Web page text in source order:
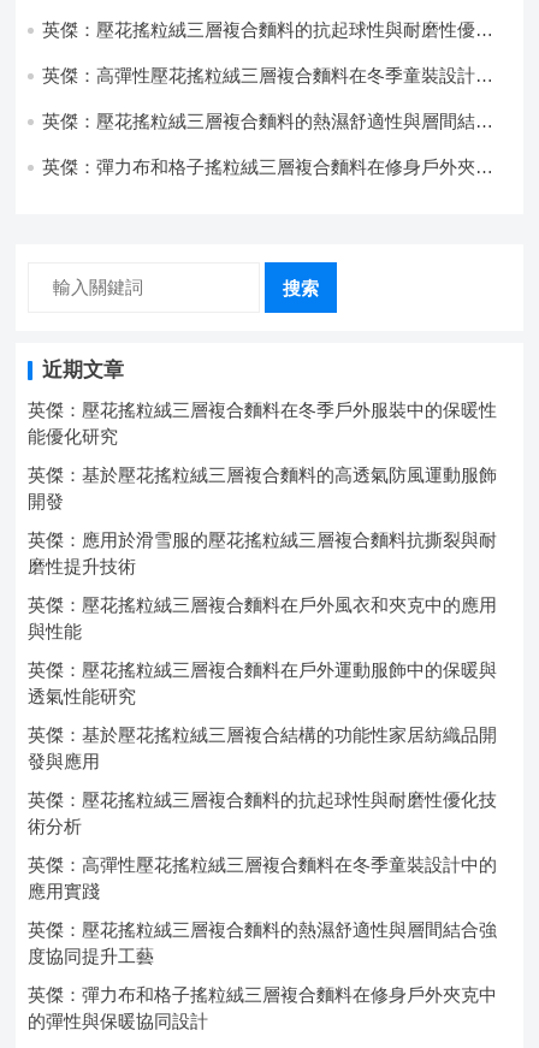
英傑：壓花搖粒絨三層複合麵料的抗起球性與耐磨性優化
英傑：高彈性壓花搖粒絨三層複合麵料在冬季童裝設計中
英傑：壓花搖粒絨三層複合麵料的熱濕舒適性與層間結合
英傑：彈力布和格子搖粒絨三層複合麵料在修身戶外夾克
搜索
近期文章
英傑：壓花搖粒絨三層複合麵料在冬季戶外服裝中的保暖性
能優化研究
英傑：基於壓花搖粒絨三層複合麵料的高透氣防風運動服飾
開發
英傑：應用於滑雪服的壓花搖粒絨三層複合麵料抗撕裂與耐
磨性提升技術
英傑：壓花搖粒絨三層複合麵料在戶外風衣和夾克中的應用
與性能
英傑：壓花搖粒絨三層複合麵料在戶外運動服飾中的保暖與
透氣性能研究
英傑：基於壓花搖粒絨三層複合結構的功能性家居紡織品開
發與應用
英傑：壓花搖粒絨三層複合麵料的抗起球性與耐磨性優化技
術分析
英傑：高彈性壓花搖粒絨三層複合麵料在冬季童裝設計中的
應用實踐
英傑：壓花搖粒絨三層複合麵料的熱濕舒適性與層間結合強
度協同提升工藝
英傑：彈力布和格子搖粒絨三層複合麵料在修身戶外夾克中
的彈性與保暖協同設計